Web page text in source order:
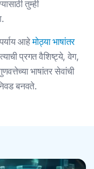
तुम्ही
आहेमोठ्या भाषांतर
प्रगत वैशिष्ट्ये, वेग,
भाषांतर सेवांची
बनवते.